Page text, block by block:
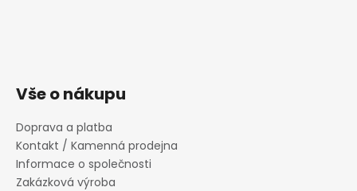
Vše o nákupu
Doprava a platba
Kontakt / Kamenná prodejna
Informace o společnosti
Zakázková výroba